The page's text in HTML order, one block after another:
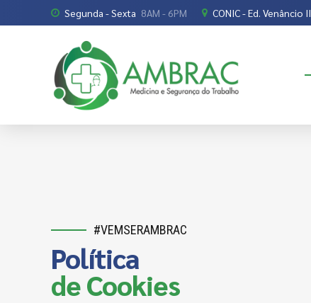
Segunda - Sexta 8AM - 6PM CONIC - Ed. Venâncio II
#VEMSERAMBRAC
Política
de Cookies